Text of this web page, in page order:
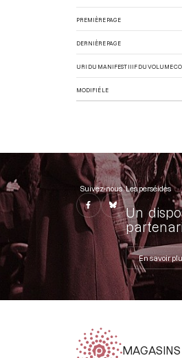
PREMIÈRE PAGE
DERNIÈRE PAGE
URI DU MANIFEST IIIF DU VOLUME
MODIFIÉ LE
Suivez-nous Les perséides
Un
En savoir
MAGASINS